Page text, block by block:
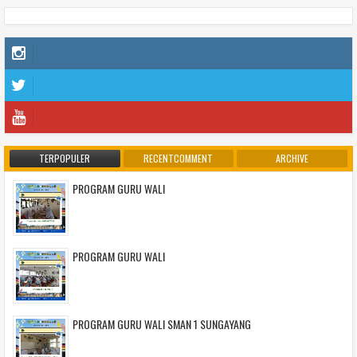
TERPOPULER RECENTCOMMENT ARCHIVE
PROGRAM GURU WALI
PROGRAM GURU WALI
PROGRAM GURU WALI SMAN 1 SUNGAYANG